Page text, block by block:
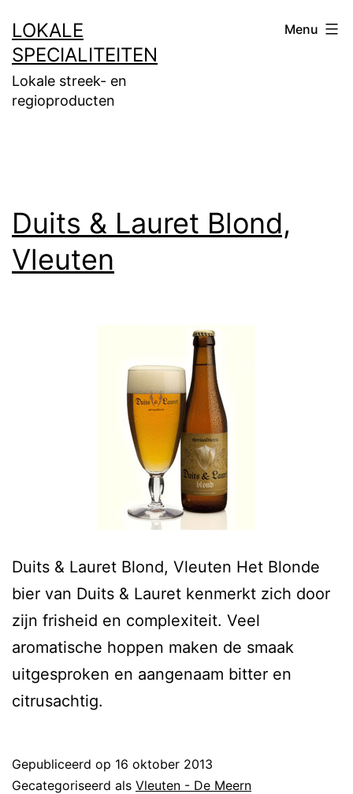
naar
de
inhoud
LOKALE
SPECIALITEITEN
Lokale streek- en
regioproducten
Menu
Duits & Lauret Blond,
Vleuten
Duits & Lauret Blond, Vleuten Het Blonde
bier van Duits & Lauret kenmerkt zich door
zijn frisheid en complexiteit. Veel
aromatische hoppen maken de smaak
uitgesproken en aangenaam bitter en
citrusachtig.
Gepubliceerd op 16 oktober 2013
Gecategoriseerd als Vleuten - De Meern